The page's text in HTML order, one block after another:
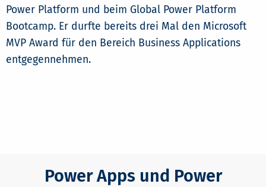
Power Platform und beim Global Power Platform
Bootcamp. Er durfte bereits drei Mal den Microsoft
MVP Award für den Bereich Business Applications
entgegennehmen.
Power Apps und Power